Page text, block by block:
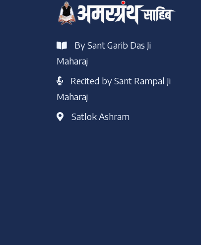
By Sant Garib Das Ji
Maharaj
Recited by Sant Rampal Ji
Maharaj
Satlok Ashram